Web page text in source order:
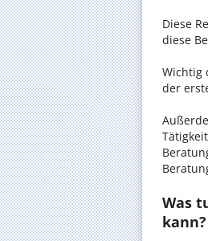
Diese
diese
Wichtig
der
Was
kann?